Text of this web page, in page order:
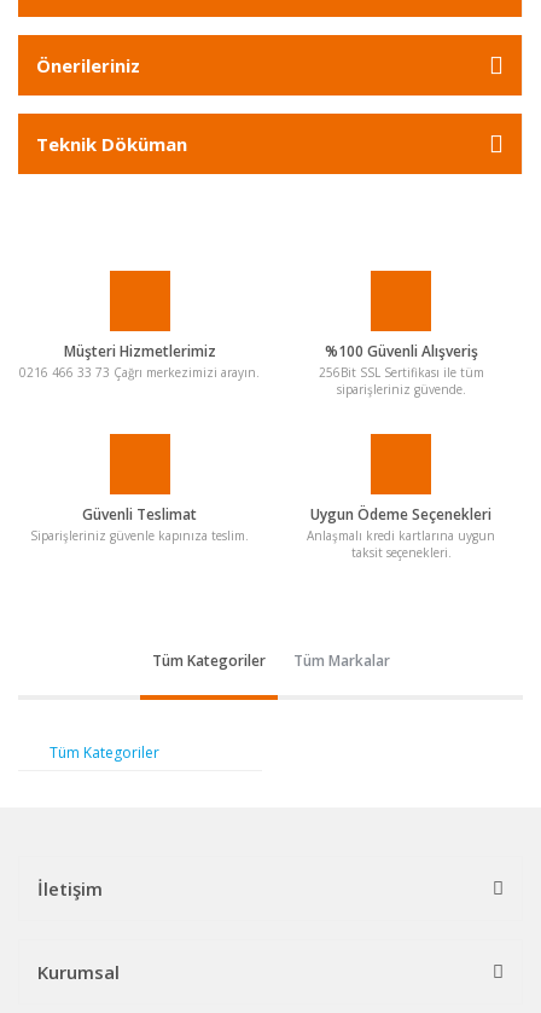
Önerileriniz
Teknik Döküman
Müşteri Hizmetlerimiz
0216 466 33 73 Çağrı merkezimizi arayın.
%100 Güvenli Alışveriş
256Bit SSL Sertifikası ile tüm
siparişleriniz güvende.
Güvenli Teslimat
Siparişleriniz güvenle kapınıza teslim.
Uygun Ödeme Seçenekleri
Anlaşmalı kredi kartlarına uygun
taksit seçenekleri.
Tüm Kategoriler Tüm Markalar
Tüm Kategoriler
İletişim
Kurumsal